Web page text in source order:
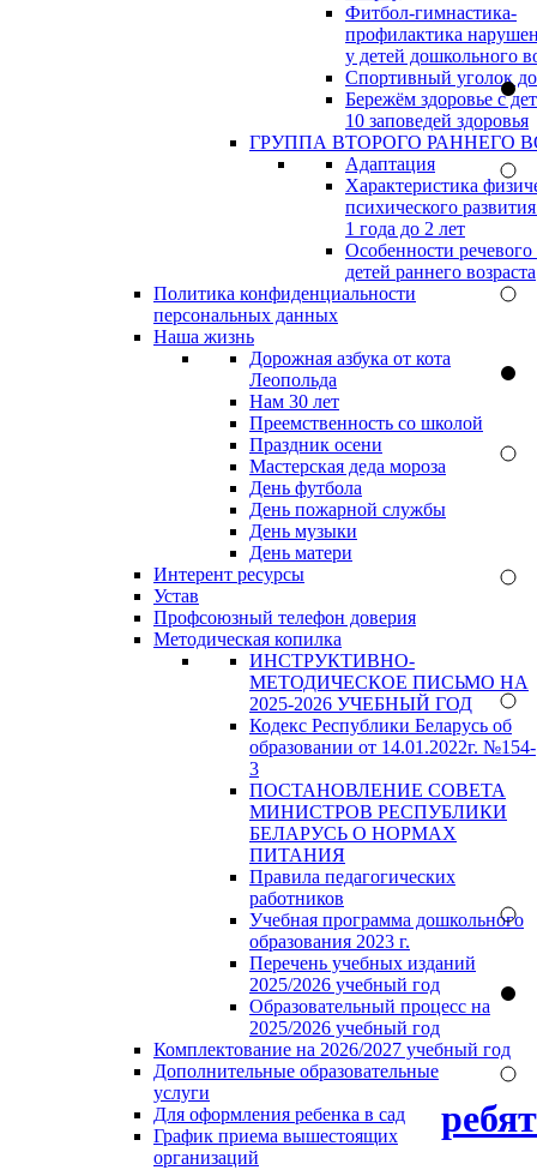
Фитбол-гимнастика-
профилактика
у детей дошкольного
Спортивный уголок
Бережём здоровье с
10 заповедей здоровья
ГРУППА ВТОРОГО РАННЕГО
Адаптация
Характеристика
психического
1 года до 2 лет
Особенности речевого
детей раннего возраста
Политика конфиденциальности
персональных данных
Наша жизнь
Дорожная азбука от кота
Леопольда
Нам 30 лет
Преемственность со школой
Праздник осени
Мастерская деда мороза
День футбола
День пожарной службы
День музыки
День матери
Интерент ресурсы
Устав
Профсоюзный телефон доверия
Методическая копилка
ИНСТРУКТИВНО-
МЕТОДИЧЕСКОЕ ПИСЬМО НА
2025-2026 УЧЕБНЫЙ ГОД
Кодекс Республики Беларусь об
образовании от 14.01.2022г. №154-
3
ПОСТАНОВЛЕНИЕ СОВЕТА
МИНИСТРОВ РЕСПУБЛИКИ
БЕЛАРУСЬ О НОРМАХ
ПИТАНИЯ
Правила педагогических
работников
Учебная программа дошкольного
образования 2023 г.
Перечень учебных изданий
2025/2026 учебный год
Образовательный процесс на
2025/2026 учебный год
Комплектование на 2026/2027 учебный год
Дополнительные образовательные
услуги
Для оформления ребенка в сад
График приема вышестоящих
организаций